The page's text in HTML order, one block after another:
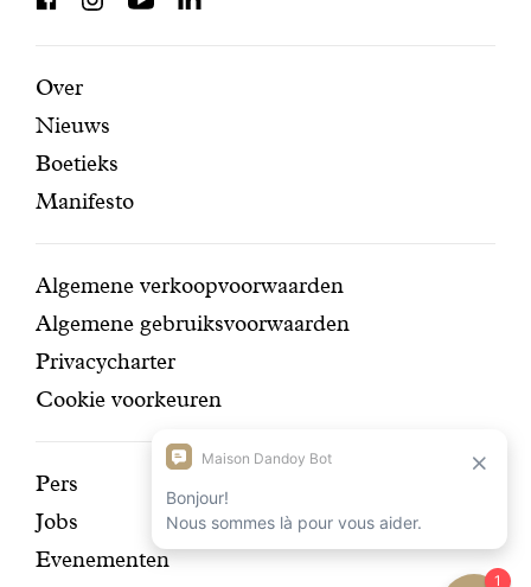
Aanbevolen
pagina's
Secundaire
navigatie
Over
Nieuws
Boetieks
Manifesto
Conditions
Algemene verkoopvoorwaarden
Algemene gebruiksvoorwaarden
Privacycharter
Cookie voorkeuren
Ontdek
onze
geschiedenis
Pers
Jobs
Evenementen